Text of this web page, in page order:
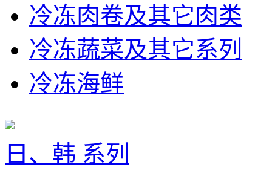
冷冻肉卷及其它肉类
冷冻蔬菜及其它系列
冷冻海鲜
日、韩 系列